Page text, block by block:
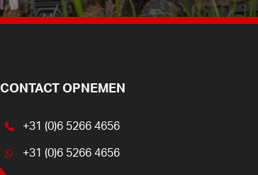
CONTACT OPNEMEN
+31 (0)6 5266 4656
+31 (0)6 5266 4656